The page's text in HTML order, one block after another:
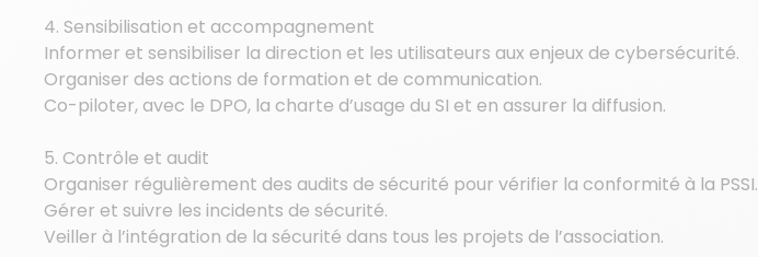
4. Sensibilisation et accompagnement
Informer et sensibiliser la direction et les utilisateurs aux enjeux de cybersécurité.
Organiser des actions de formation et de communication.
Co-piloter, avec le DPO, la charte d’usage du SI et en assurer la diffusion.
5. Contrôle et audit
Organiser régulièrement des audits de sécurité pour vérifier la conformité à la PSSI.
Gérer et suivre les incidents de sécurité.
Veiller à l’intégration de la sécurité dans tous les projets de l’association.